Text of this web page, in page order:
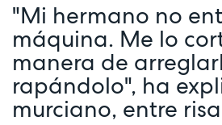
"Mi hermano no
máquina. Me lo
manera de
rapándolo", ha
murciano, entre